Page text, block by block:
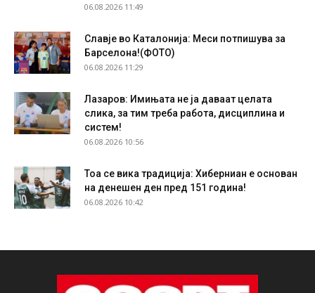
06.08.2026 11:49
Славје во Каталонија: Меси потпишува за
Барселона!(ФОТО)
06.08.2026 11:29
Лазаров: Имињата не ја даваат целата
слика, за тим треба работа, дисциплина и
систем!
06.08.2026 10:56
Тоа се вика традиција: Хиберниан е основан
на денешен ден пред 151 година!
06.08.2026 10:42